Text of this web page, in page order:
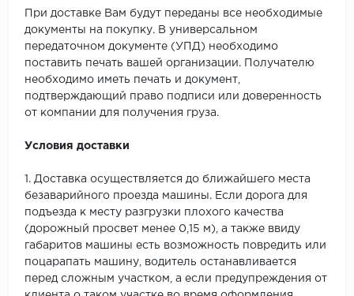
При доставке Вам будут переданы все необходимые
документы на покупку. В универсальном
передаточном документе (УПД) необходимо
поставить печать вашей организации. Получателю
необходимо иметь печать и документ,
подтверждающий право подписи или доверенность
от компании для получения груза.
Условия доставки
1. Доставка осуществляется до ближайшего места
безаварийного проезда машины. Если дорога для
подъезда к месту разгрузки плохого качества
(дорожный просвет менее 0,15 м), а также ввиду
габаритов машины есть возможность повредить или
поцарапать машину, водитель останавливается
перед сложным участком, а если предупреждения от